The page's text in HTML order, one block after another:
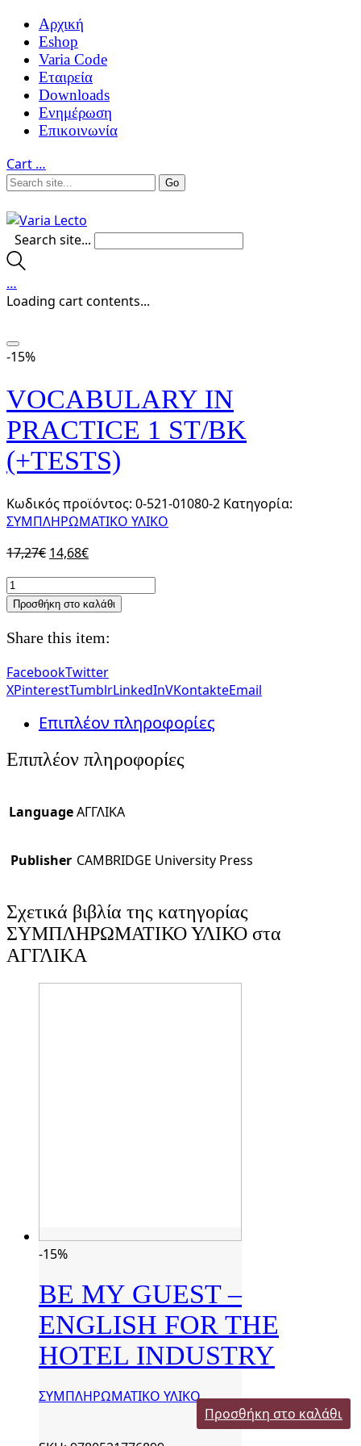
Αρχική
Eshop
Varia Code
Εταιρεία
Downloads
Ενημέρωση
Επικοινωνία
Cart …
Search site...
…
Loading cart contents...
-15%
VOCABULARY IN
PRACTICE 1 ST/BK
(+TESTS)
Κωδικός προϊόντος: 0-521-01080-2 Κατηγορία:
ΣΥΜΠΛΗΡΩΜΑΤΙΚΟ ΥΛΙΚΟ
17,27€ Original
was:
17,27€.
14,68€Η
τιμή
είναι:
VOCABULARY
IN
PRACTICE
1
(+TESTS)
ποσότητα
Προσθήκη στο καλάθι
Share this item:
FacebookTwitter
XPinterestTumblrLinkedInVKontakteEmail
Επιπλέον πληροφορίες
Επιπλέον πληροφορίες
LanguageΑΓΓΛΙΚΑ
Publisher CAMBRIDGE University Press
Σχετικά βιβλία της κατηγορίας
ΣΥΜΠΛΗΡΩΜΑΤΙΚΟ ΥΛΙΚΟ στα
ΑΓΓΛΙΚΑ
-15%
BE MY GUEST –
ENGLISH FOR THE
HOTEL INDUSTRY
ΣΥΜΠΛΗΡΩΜΑΤΙΚΟ ΥΛΙΚΟ
Προσθήκη στο καλάθι